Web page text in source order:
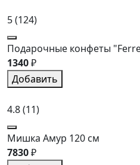
5(124)
Подарочные конфеты
1340₽
Добавить
4.8(11)
Мишка Амур 120 см
7830₽